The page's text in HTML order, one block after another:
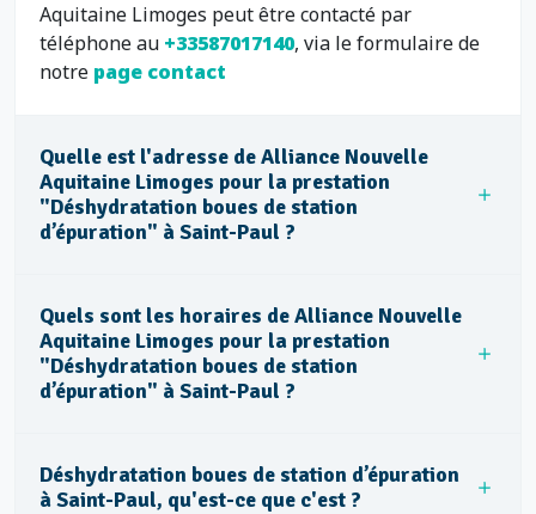
Aquitaine Limoges peut être contacté par
téléphone au +33587017140, via le formulaire de
notre page contact
Quelle est l'adresse de Alliance Nouvelle
Aquitaine Limoges pour la prestation
"Déshydratation boues de station
d’épuration" à Saint-Paul ?
Quels sont les horaires de Alliance Nouvelle
Aquitaine Limoges pour la prestation
"Déshydratation boues de station
d’épuration" à Saint-Paul ?
Déshydratation boues de station d’épuration
à Saint-Paul, qu'est-ce que c'est ?